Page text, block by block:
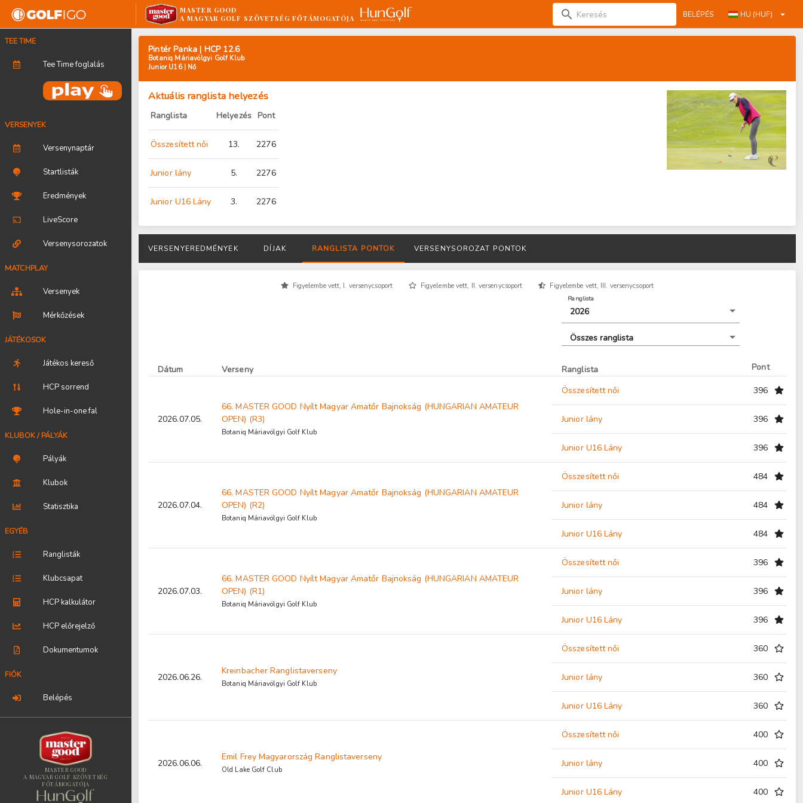
TEE TIME
Tee Time foglalás
VERSENYEK
Versenynaptár
Startlisták
Eredmények
LiveScore
Versenysorozatok
MATCHPLAY
Versenyek
Mérkőzések
JÁTÉKOSOK
Játékos kereső
HCP sorrend
Hole-in-one fal
KLUBOK / PÁLYÁK
Pályák
Klubok
Statisztika
EGYÉB
Ranglisták
Klubcsapat
HCP kalkulátor
HCP előrejelző
Dokumentumok
FIÓK
Belépés
MASTER GOOD
A MAGYAR GOLF SZÖVETSÉG
FŐTÁMOGATÓJA
MASTER GOOD
A MAGYAR GOLF SZÖVETSÉG FŐTÁMOGATÓJA
BELÉPÉS HU (HUF)
Pintér Panka | HCP 12.6
Botaniq Máriavölgyi Golf Klub
Junior U16 | Nő
Aktuális ranglista helyezés
Ranglista Helyezés Pont
Összesített női 13. 2276
Junior lány 5. 2276
Junior U16 Lány 3. 2276
VERSENYEREDMÉNYEK DÍJAK RANGLISTA PONTOK VERSENYSOROZAT PONTOK
Figyelembe vett, I. versenycsoport Figyelembe vett, II. versenycsoport Figyelembe vett, III. versenycsoport
Ranglista
2026
Összes ranglista
Dátum Verseny Ranglista Pont
2026.07.05.
66. MASTER GOOD Nyílt Magyar Amatőr Bajnokság (HUNGARIAN AMATEUR
OPEN) (R3)
Botaniq Máriavölgyi Golf Klub
Összesített női 396
Junior lány 396
Junior U16 Lány 396
2026.07.04.
66. MASTER GOOD Nyílt Magyar Amatőr Bajnokság (HUNGARIAN AMATEUR
OPEN) (R2)
Botaniq Máriavölgyi Golf Klub
Összesített női 484
Junior lány 484
Junior U16 Lány 484
2026.07.03.
66. MASTER GOOD Nyílt Magyar Amatőr Bajnokság (HUNGARIAN AMATEUR
OPEN) (R1)
Botaniq Máriavölgyi Golf Klub
Összesített női 396
Junior lány 396
Junior U16 Lány 396
2026.06.26.
Kreinbacher Ranglistaverseny
Botaniq Máriavölgyi Golf Klub
Összesített női 360
Junior lány 360
Junior U16 Lány 360
2026.06.06.
Emil Frey Magyarország Ranglistaverseny
Old Lake Golf Club
Összesített női 400
Junior lány 400
Junior U16 Lány 400